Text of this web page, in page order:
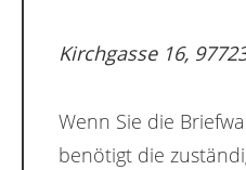
Kirchgasse 16,
Wenn Sie die
benötigt die